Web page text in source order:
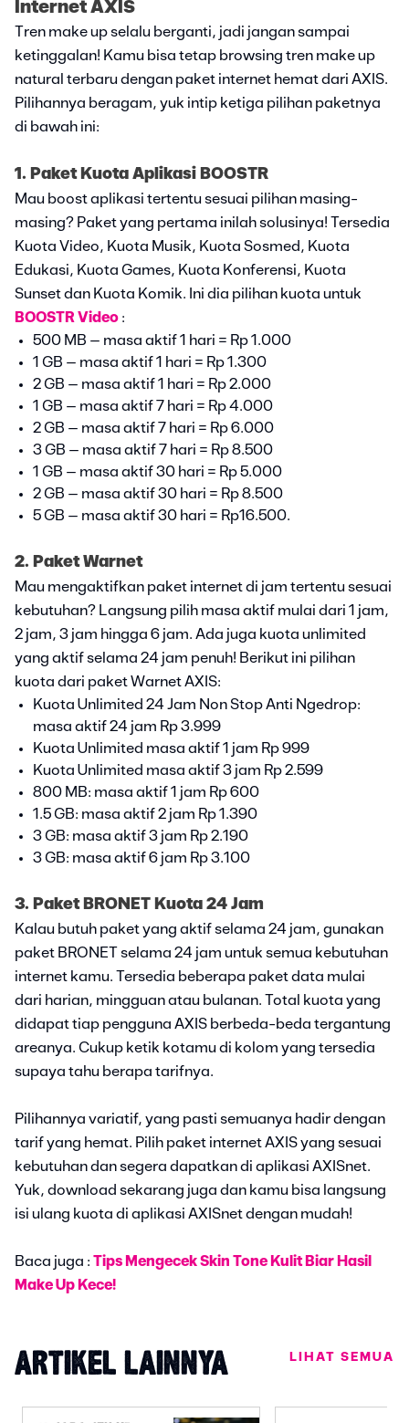
Internet AXIS
Tren make up selalu berganti, jadi jangan sampai
ketinggalan! Kamu bisa tetap browsing tren make up
natural terbaru dengan paket internet hemat dari AXIS.
Pilihannya beragam, yuk intip ketiga pilihan paketnya
di bawah ini:
1. Paket Kuota Aplikasi BOOSTR
Mau boost aplikasi tertentu sesuai pilihan masing-
masing? Paket yang pertama inilah solusinya! Tersedia
Kuota Video, Kuota Musik, Kuota Sosmed, Kuota
Edukasi, Kuota Games, Kuota Konferensi, Kuota
Sunset dan Kuota Komik. Ini dia pilihan kuota untuk
BOOSTR Video :
500 MB – masa aktif 1 hari = Rp 1.000
1 GB – masa aktif 1 hari = Rp 1.300
2 GB – masa aktif 1 hari = Rp 2.000
1 GB – masa aktif 7 hari = Rp 4.000
2 GB – masa aktif 7 hari = Rp 6.000
3 GB – masa aktif 7 hari = Rp 8.500
1 GB – masa aktif 30 hari = Rp 5.000
2 GB – masa aktif 30 hari = Rp 8.500
5 GB – masa aktif 30 hari = Rp16.500.
2. Paket Warnet
Mau mengaktifkan paket internet di jam tertentu sesuai
kebutuhan? Langsung pilih masa aktif mulai dari 1 jam,
2 jam, 3 jam hingga 6 jam. Ada juga kuota unlimited
yang aktif selama 24 jam penuh! Berikut ini pilihan
kuota dari paket Warnet AXIS:
Kuota Unlimited 24 Jam Non Stop Anti Ngedrop:
masa aktif 24 jam Rp 3.999
Kuota Unlimited masa aktif 1 jam Rp 999
Kuota Unlimited masa aktif 3 jam Rp 2.599
800 MB: masa aktif 1 jam Rp 600
1.5 GB: masa aktif 2 jam Rp 1.390
3 GB: masa aktif 3 jam Rp 2.190
3 GB: masa aktif 6 jam Rp 3.100
3. Paket BRONET Kuota 24 Jam
Kalau butuh paket yang aktif selama 24 jam, gunakan
paket BRONET selama 24 jam untuk semua kebutuhan
internet kamu. Tersedia beberapa paket data mulai
dari harian, mingguan atau bulanan. Total kuota yang
didapat tiap pengguna AXIS berbeda-beda tergantung
areanya. Cukup ketik kotamu di kolom yang tersedia
supaya tahu berapa tarifnya.
Pilihannya variatif, yang pasti semuanya hadir dengan
tarif yang hemat. Pilih paket internet AXIS yang sesuai
kebutuhan dan segera dapatkan di aplikasi AXISnet.
Yuk, download sekarang juga dan kamu bisa langsung
isi ulang kuota di aplikasi AXISnet dengan mudah!
Baca juga : Tips Mengecek Skin Tone Kulit Biar Hasil
Make Up Kece!
ARTIKEL LAINNYA LIHAT SEMUA